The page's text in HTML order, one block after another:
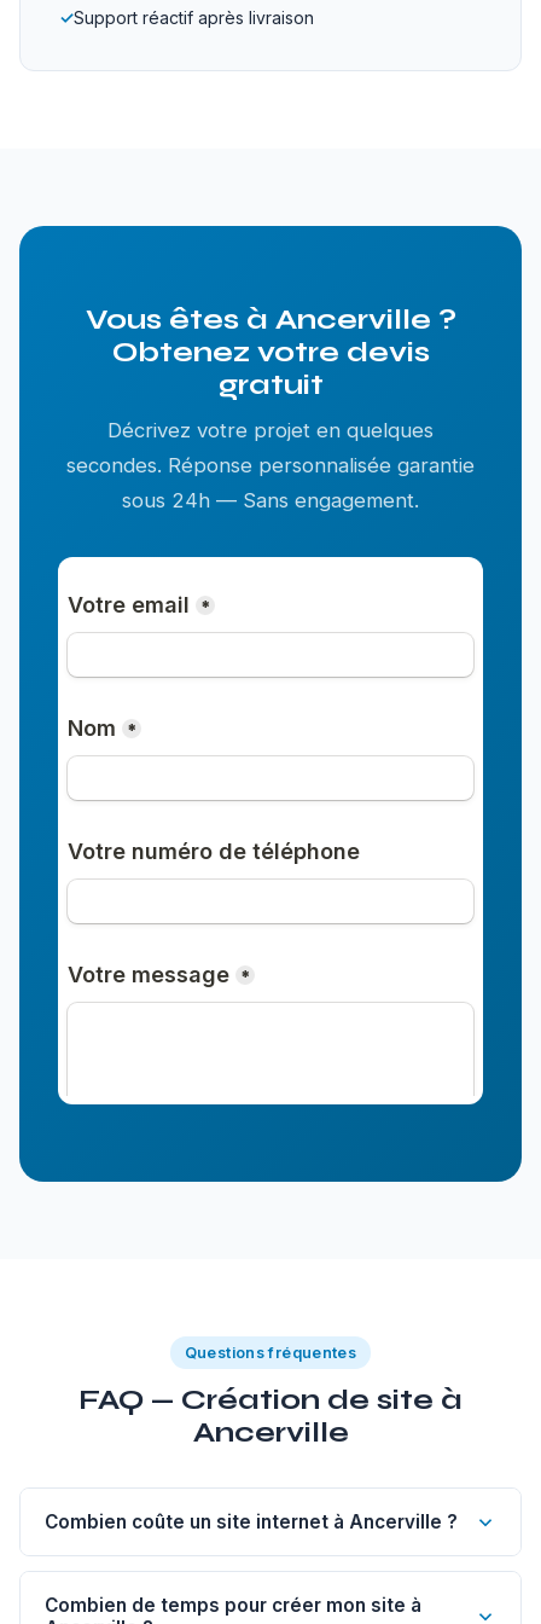
✓Support réactif après livraison
Vous êtes à Ancerville ?
Obtenez votre devis
gratuit
Décrivez votre projet en quelques
secondes. Réponse personnalisée garantie
sous 24h — Sans engagement.
Questions fréquentes
FAQ — Création de site à
Ancerville
Combien coûte un site internet à Ancerville ?
Un site vitrine de 1 à 5 pages à Ancerville commence à
1 200€. Un site sur-mesure est à partir de 1 800€, un
Combien de temps pour créer mon site à